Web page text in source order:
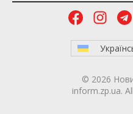
© 2026
inform.zp.ua.